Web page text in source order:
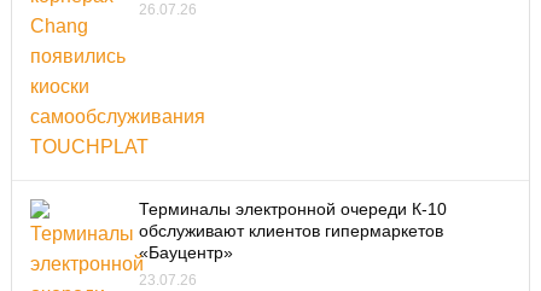
26.07.26
Терминалы электронной очереди К-10
обслуживают клиентов гипермаркетов
«Бауцентр»
23.07.26